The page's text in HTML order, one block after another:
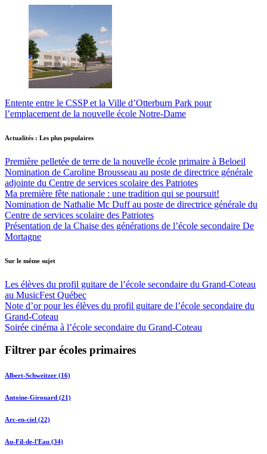
Entente entre le CSSP et la Ville d’Otterburn Park pour
l’emplacement de la nouvelle école Notre-Dame
Actualités : Les plus populaires
Première pelletée de terre de la nouvelle école primaire à Beloeil
Nomination de Caroline Brousseau au poste de directrice générale
adjointe du Centre de services scolaire des Patriotes
Ma première fête nationale : une tradition qui se poursuit!
Nomination de Nathalie Mc Duff au poste de directrice générale du
Centre de services scolaire des Patriotes
Présentation de la Chaise des générations de l’école secondaire De
Mortagne
Sur le même sujet
Les élèves du profil guitare de l’école secondaire du Grand-Coteau
au MusicFest Québec
Note d’or pour les élèves du profil guitare de l’école secondaire du
Grand-Coteau
Soirée cinéma à l’école secondaire du Grand-Coteau
Filtrer par écoles primaires
Albert-Schweitzer (16)
Antoine-Girouard (21)
Arc-en-ciel (22)
Au-Fil-de-l'Eau (34)